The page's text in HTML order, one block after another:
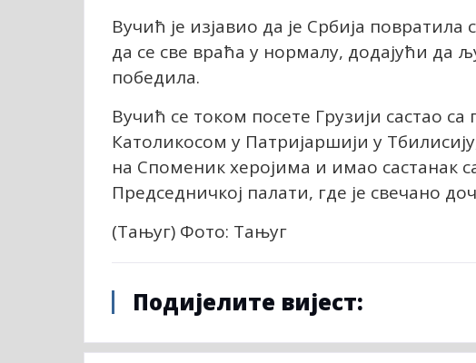
Вучић је изјавио да је Србија
да се све враћа у нормалу, додајући да
победила.
Вучић се током посете Грузији састао
Католикосом у Патријаршији у
на Споменик херојима и имао састанак
Председничкој палати, где је свечано
(Тањуг) Фото: Тањуг
Подијелите вијест: